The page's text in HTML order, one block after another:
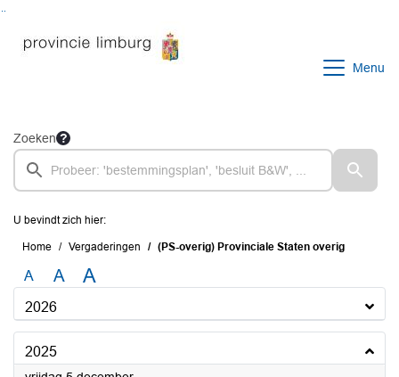
Menu
Zoeken
U bevindt zich hier:
Home Vergaderingen (PS-overig) Provinciale Staten overig
A A A
2026
2025